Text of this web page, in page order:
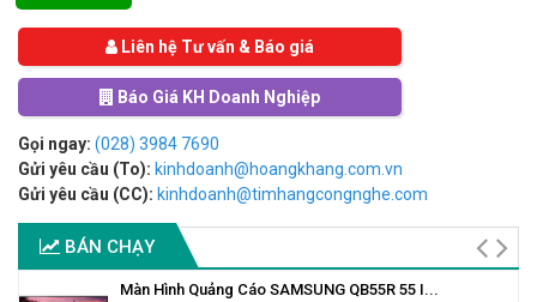
Liên hệ Tư vấn & Báo giá
Báo Giá KH Doanh Nghiệp
Gọi ngay: (028) 3984 7690
Gửi yêu cầu (To): kinhdoanh@hoangkhang.com.vn
Gửi yêu cầu (CC): kinhdoanh@timhangcongnghe.com
BÁN CHẠY
Màn Hình Quảng Cáo SAMSUNG QB55R 55 I...